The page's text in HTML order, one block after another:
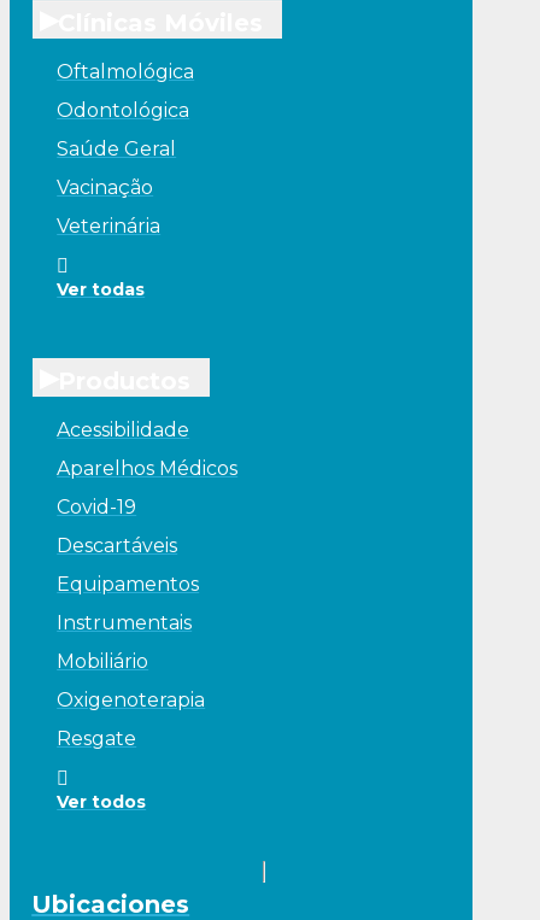
Oftalmológica
Odontológica
Saúde Geral
Vacinação
Veterinária
Ver todas
Acessibilidade
Aparelhos Médicos
Covid-19
Descartáveis
Equipamentos
Instrumentais
Mobiliário
Oxigenoterapia
Resgate
Ver todos
Ubicaciones